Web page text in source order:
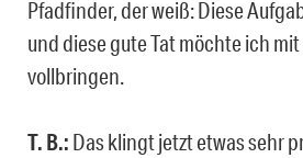
Pfadfinder, der weiß: Diese
und diese gute Tat möchte ich
vollbringen.
T. B.: Das klingt jetzt etwas sehr